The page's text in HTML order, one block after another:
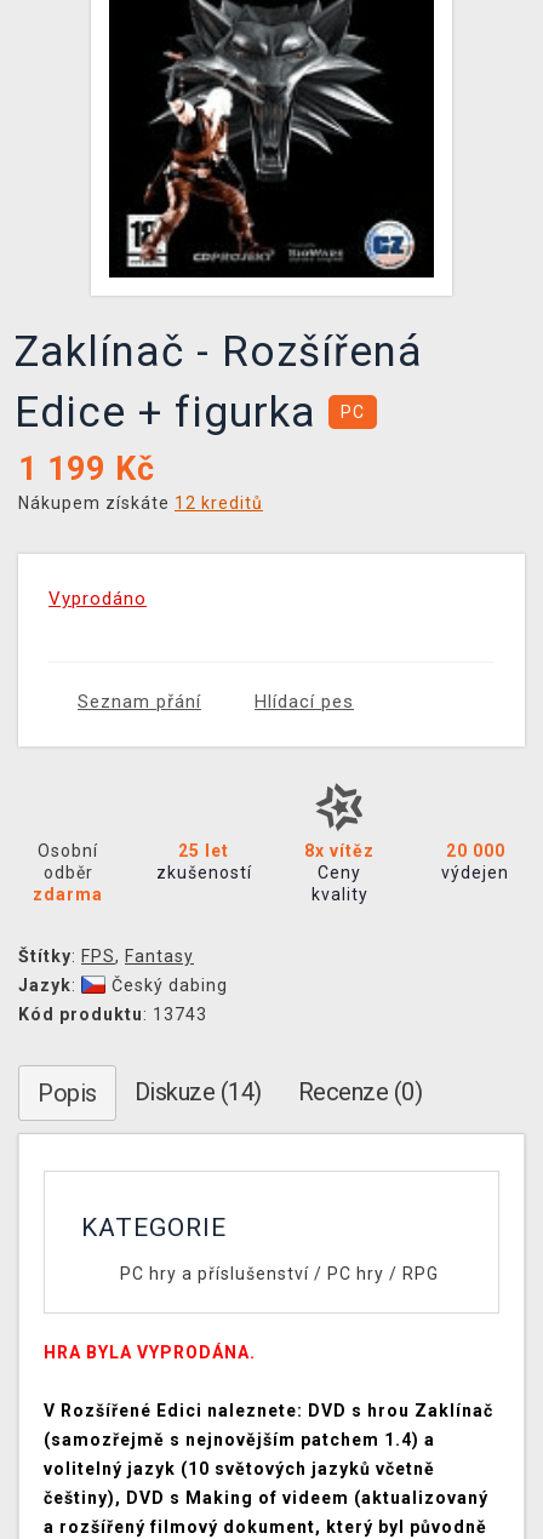
TCG & BOARDGAME HUB
VÝKUP HER (BAZAR)
Zaklínač - Rozšířená
Edice + figurka
PC
1 199 Kč
Nákupem získáte 12 kreditů
Vyprodáno
Seznam přání Hlídací pes
Osobní
odběr
zdarma
25 let
zkušeností
8x vítěz
Ceny
kvality
20 000
výdejen
Štítky: FPS, Fantasy
Jazyk:
Český dabing
Kód produktu: 13743
Popis Diskuze (14) Recenze (0)
KATEGORIE
PC hry a příslušenství/ PC hry / RPG
HRA BYLA VYPRODÁNA.
V Rozšířené Edici naleznete: DVD s hrou Zaklínač
(samozřejmě s nejnovějším patchem 1.4) a
volitelný jazyk (10 světových jazyků včetně
češtiny), DVD s Making of videem (aktualizovaný
a rozšířený filmový dokument, který byl původně